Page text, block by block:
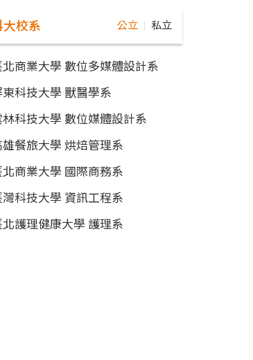
大校系 公立 私立
北商業大學 數位多媒體設計系
東科技大學 獸醫學系
林科技大學 數位媒體設計系
雄餐旅大學 烘焙管理系
北商業大學 國際商務系
灣科技大學 資訊工程系
北護理健康大學 護理系